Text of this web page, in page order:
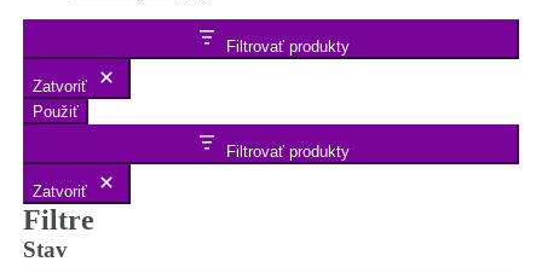
Filtrovať produkty
Zatvoriť
Použiť
Filtrovať produkty
Zatvoriť
Filtre
Stav